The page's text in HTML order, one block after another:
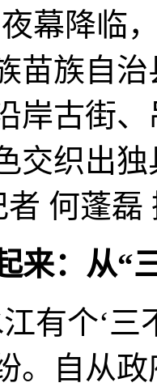
幕降临
苗族自
岸古街
交织出
者 何蓬磊
来：从“
个‘三
。自从